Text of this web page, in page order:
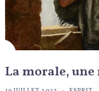
La morale, une